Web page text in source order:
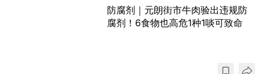
防腐剂｜元朗街市牛肉验出违规防
腐剂！6食物也高危1种1啖可致命